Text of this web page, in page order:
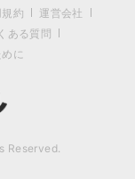
約
運営会社
ある質問
に
Reserved.